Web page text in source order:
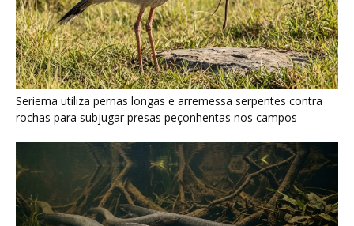
Poraquê sincroniza descargas elétricas em grupo para
amplificar campo elétrico e atordoar cardumes de peixes
maiores na Amazônia